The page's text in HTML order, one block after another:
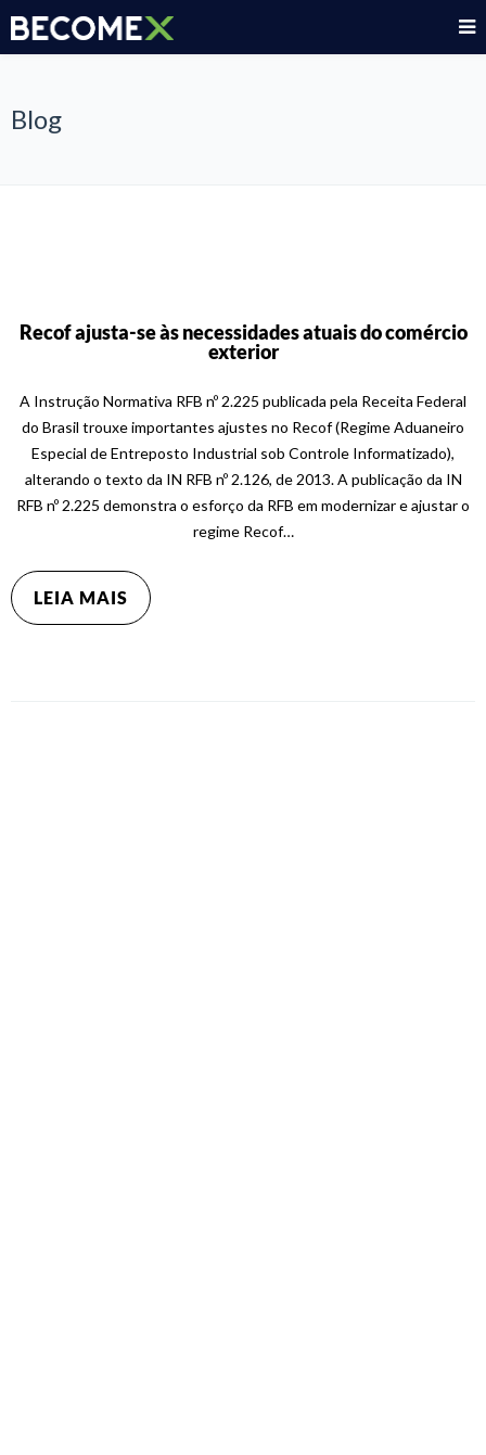
Blog
Recof ajusta-se às necessidades atuais do comércio
exterior
A Instrução Normativa RFB nº 2.225 publicada pela Receita Federal
do Brasil trouxe importantes ajustes no Recof (Regime Aduaneiro
Especial de Entreposto Industrial sob Controle Informatizado),
alterando o texto da IN RFB nº 2.126, de 2013. A publicação da IN
RFB nº 2.225 demonstra o esforço da RFB em modernizar e ajustar o
regime Recof…
LEIA MAIS